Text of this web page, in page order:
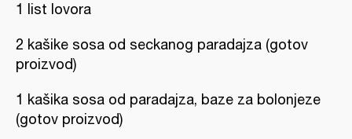
1 list lovora
2 kašike sosa od seckanog paradajza (gotov
proizvod)
1 kašika sosa od paradajza, baze za bolonjeze
(gotov proizvod)